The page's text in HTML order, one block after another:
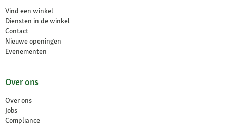
Vind een winkel
Diensten in de winkel
Contact
Nieuwe openingen
Evenementen
Over ons
Over ons
Jobs
Compliance